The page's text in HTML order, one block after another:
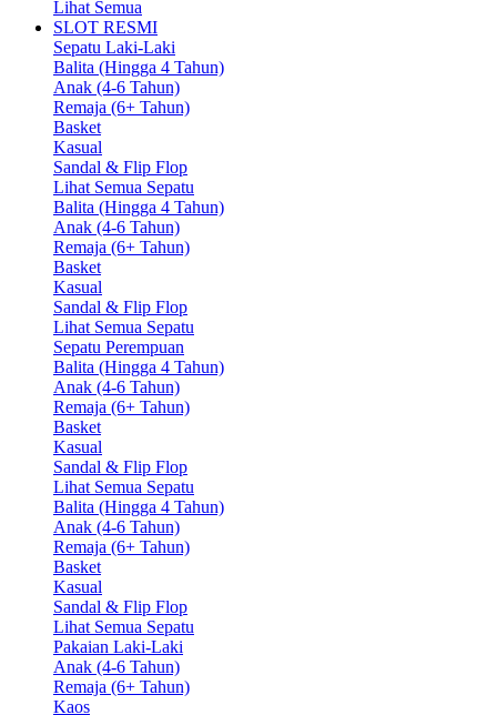
Lihat Semua
SLOT RESMI
Sepatu Laki-Laki
Balita (Hingga 4 Tahun)
Anak (4-6 Tahun)
Remaja (6+ Tahun)
Basket
Kasual
Sandal & Flip Flop
Lihat Semua Sepatu
Balita (Hingga 4 Tahun)
Anak (4-6 Tahun)
Remaja (6+ Tahun)
Basket
Kasual
Sandal & Flip Flop
Lihat Semua Sepatu
Sepatu Perempuan
Balita (Hingga 4 Tahun)
Anak (4-6 Tahun)
Remaja (6+ Tahun)
Basket
Kasual
Sandal & Flip Flop
Lihat Semua Sepatu
Balita (Hingga 4 Tahun)
Anak (4-6 Tahun)
Remaja (6+ Tahun)
Basket
Kasual
Sandal & Flip Flop
Lihat Semua Sepatu
Pakaian Laki-Laki
Anak (4-6 Tahun)
Remaja (6+ Tahun)
Kaos